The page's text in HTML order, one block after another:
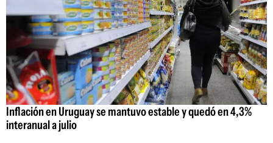
Inflación en Uruguay se mantuvo estable y quedó en 4,3%
interanual a julio